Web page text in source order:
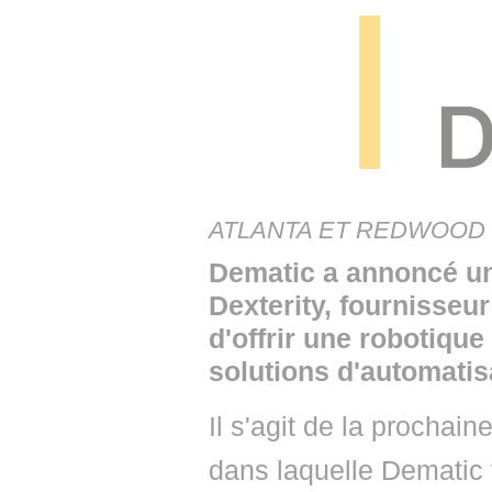
•
👉
ATLANTA ET
Dematic a annoncé
Dexterity,
d'offrir une robotique
solutions
Il s'agit de la
dans laquelle